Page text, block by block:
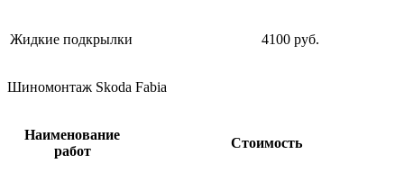
Жидкие подкрылки 4100 руб.
Шиномонтаж Skoda Fabia
Наименование
работ
Стоимость